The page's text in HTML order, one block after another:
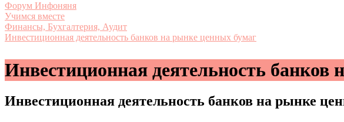
Форум Инфоняня
Учимся вместе
Финансы, Бухгалтерия, Аудит
Инвестиционная деятельность банков на рынке ценных бумаг
Инвестиционная деятельность банков
Инвестиционная деятельность банков на рынке